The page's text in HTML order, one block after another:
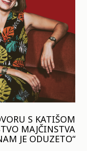
S KATIŠOM
MAJČINSTVA
JE ODUZETO“